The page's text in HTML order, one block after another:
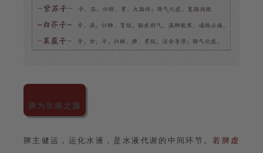
脾为生痰之源
脾主健运，运化水液，是水液代谢的中间环节。若脾虚